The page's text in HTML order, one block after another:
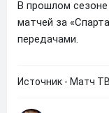
В прошлом
матчей за
передачами.
Источник - Матч ТВ